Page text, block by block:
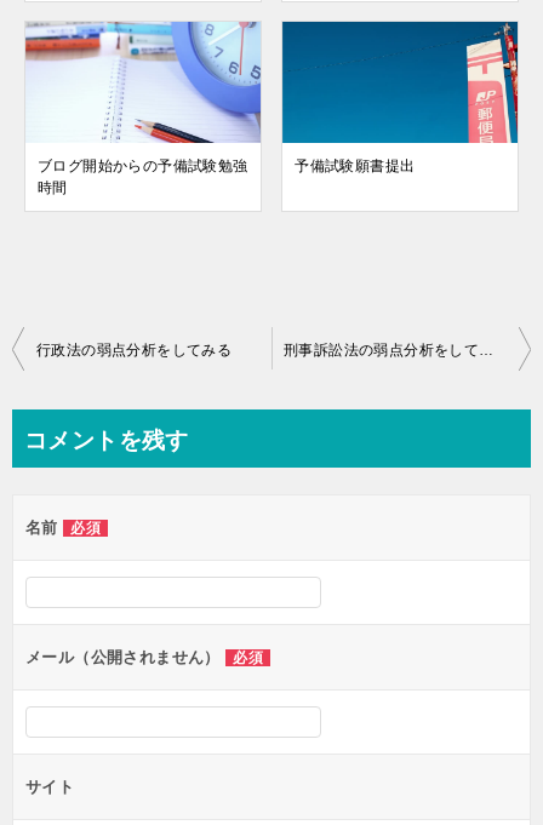
ブログ開始からの予備試験勉強
時間
予備試験願書提出
投
ビ
ー
シ
ン
行政法の弱点分析をしてみる 刑事訴訟法の弱点分析をしてみる
コメントを残す
名前 必須
メール（公開されません） 必須
サイト